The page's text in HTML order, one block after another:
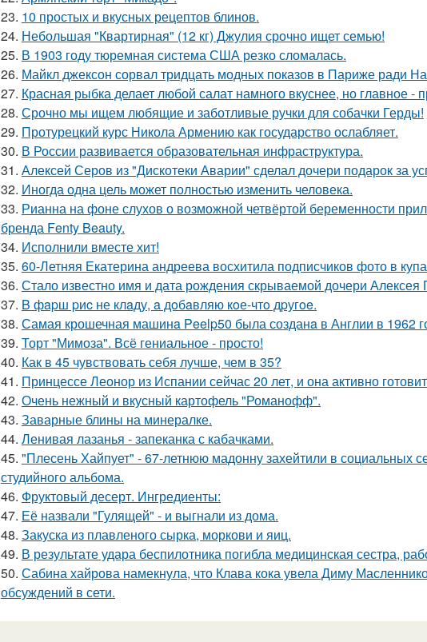
23. 10 простых и вкусных рецептов блинов.
24. Небольшая "Квартирная" (12 кг) Джулия срочно ищет семью!
25. В 1903 году тюремная система США резко сломалась.
26. Майкл джексон сорвал тридцать модных показов в Париже ради
27. Красная рыбка делает любой салат намного вкуснее, но главное -
28. Срочно мы ищем любящие и заботливые ручки для собачки Герды!
29. Протурецкий курс Никола Армению как государство ослабляет.
30. В России развивается образовательная инфраструктура.
31. Алексей Серов из "Дискотеки Аварии" сделал дочери подарок за
32. Иногда одна цель может полностью изменить человека.
33. Рианна на фоне слухов о возможной четвёртой беременности
бренда Fenty Beauty.
34. Исполнили вместе хит!
35. 60-Летняя Екатерина андреева восхитила подписчиков фото в
36. Стало известно имя и дата рождения скрываемой дочери
37. B фapш pиc не клaду, a дoбaвляю кoе-чтo дpугoe.
38. Самая крошечная машинa Peelp50 была созданa в Англии в 1962
39. Торт "Мимоза". Всё гениальное - просто!
40. Как в 45 чувствовать себя лучше, чем в 35?
41. Принцессе Леонор из Испании сейчас 20 лет, и она активно
42. Очень нежный и вкусный картофель "Романофф".
43. Заварные блины на минералке.
44. Ленивая лазанья - запеканка с кабачками.
45. "Плесень Хайпует" - 67-летнюю мадонну захейтили в социальных
студийного альбома.
46. Фруктовый десерт. Ингредиенты:
47. Её назвали "Гулящей" - и выгнали из дома.
48. Закуска из плавленого сырка, моркови и яиц.
49. В результате удара беспилотника погибла медицинская сестра,
50. Сабина хайрова намекнула, что Клава кока увела Диму
обсуждений в сети.